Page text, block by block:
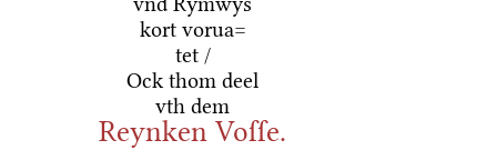
kort vorua=
tet /
Ock thom deel
vth dem
Reynken Voſſe.